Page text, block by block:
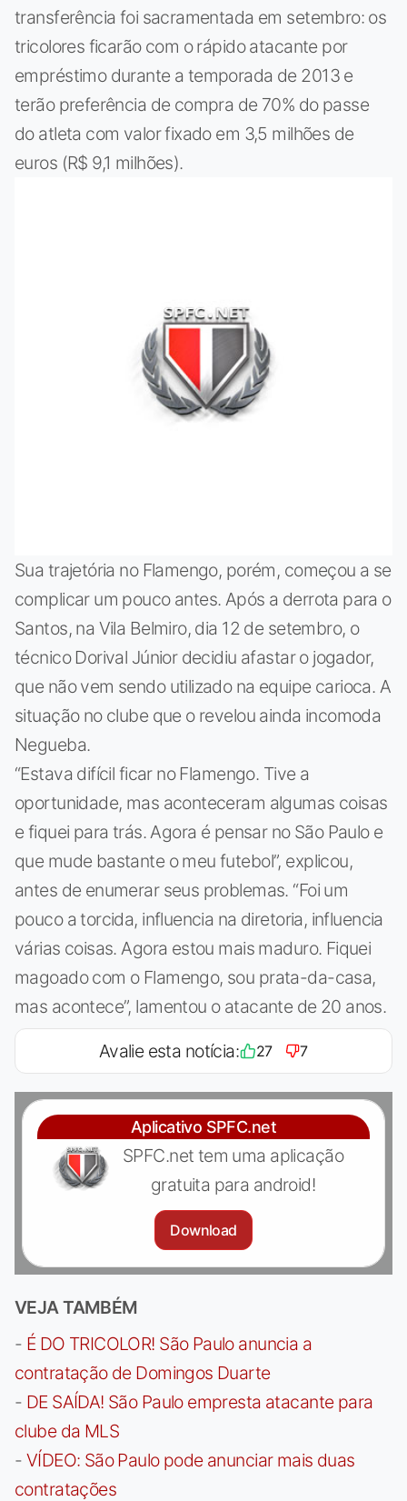
transferência foi sacramentada em setembro: os
tricolores ficarão com o rápido atacante por
empréstimo durante a temporada de 2013 e
terão preferência de compra de 70% do passe
do atleta com valor fixado em 3,5 milhões de
euros (R$ 9,1 milhões).
Sua trajetória no Flamengo, porém, começou a se
complicar um pouco antes. Após a derrota para o
Santos, na Vila Belmiro, dia 12 de setembro, o
técnico Dorival Júnior decidiu afastar o jogador,
que não vem sendo utilizado na equipe carioca. A
situação no clube que o revelou ainda incomoda
Negueba.
“Estava difícil ficar no Flamengo. Tive a
oportunidade, mas aconteceram algumas coisas
e fiquei para trás. Agora é pensar no São Paulo e
que mude bastante o meu futebol”, explicou,
antes de enumerar seus problemas. “Foi um
pouco a torcida, influencia na diretoria, influencia
várias coisas. Agora estou mais maduro. Fiquei
magoado com o Flamengo, sou prata-da-casa,
mas acontece”, lamentou o atacante de 20 anos.
Avalie esta notícia: 27 7
Aplicativo SPFC.net
SPFC.net tem uma aplicação
gratuita para android!
Download
VEJA TAMBÉM
- É DO TRICOLOR! São Paulo anuncia a
contratação de Domingos Duarte
- DE SAÍDA! São Paulo empresta atacante para
clube da MLS
- VÍDEO: São Paulo pode anunciar mais duas
contratações